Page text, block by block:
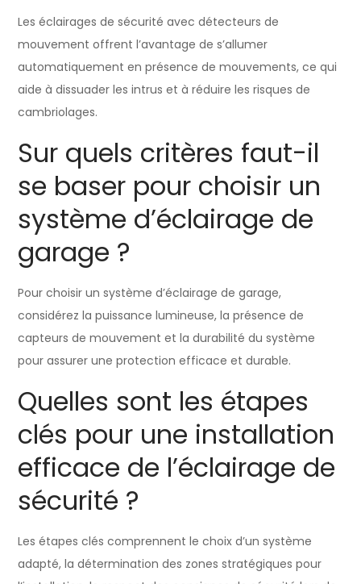
Les éclairages de sécurité avec détecteurs de
mouvement offrent l’avantage de s’allumer
automatiquement en présence de mouvements, ce qui
aide à dissuader les intrus et à réduire les risques de
cambriolages.
Sur quels critères faut-il
se baser pour choisir un
système d’éclairage de
garage ?
Pour choisir un système d’éclairage de garage,
considérez la puissance lumineuse, la présence de
capteurs de mouvement et la durabilité du système
pour assurer une protection efficace et durable.
Quelles sont les étapes
clés pour une installation
efficace de l’éclairage de
sécurité ?
Les étapes clés comprennent le choix d’un système
adapté, la détermination des zones stratégiques pour